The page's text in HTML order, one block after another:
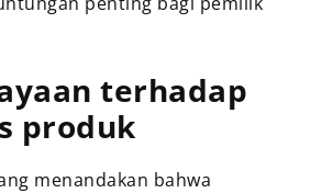
terhadap
produk
menandakan bahwa